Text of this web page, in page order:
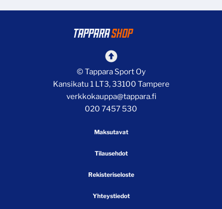
© Tappara Sport Oy
Kansikatu 1 LT3, 33100 Tampere
verkkokauppa@tappara.fi
020 7457 530
Maksutavat
Tilausehdot
Rekisteriseloste
Yhteystiedot